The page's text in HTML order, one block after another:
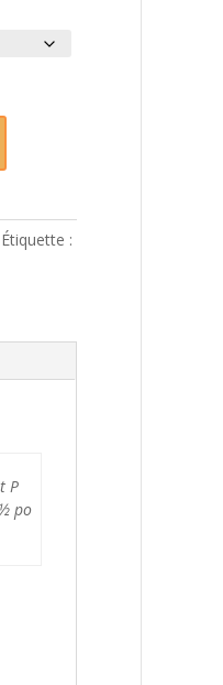
Étiquette :
P
po